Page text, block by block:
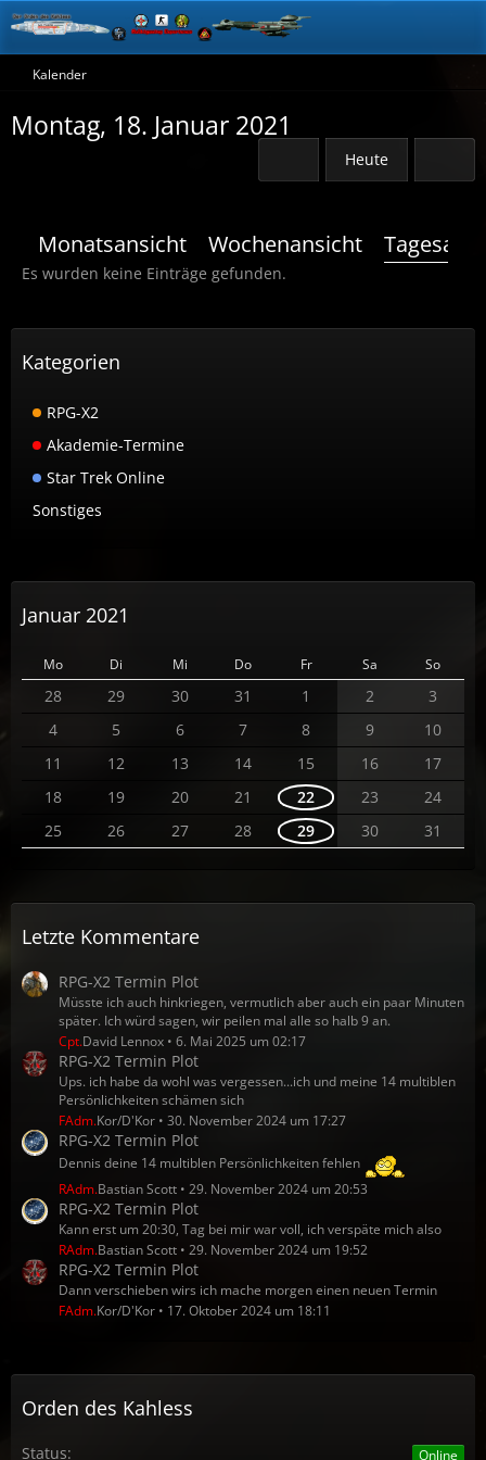
Kalender
Montag, 18. Januar 2021
Heute
Monatsansicht Wochenansicht
Es wurden keine Einträge gefunden.
Kategorien
RPG-X2
Akademie-Termine
Star Trek Online
Sonstiges
Januar 2021
Mo Di Mi Do Fr Sa So
28 29 30 31 1 2
3
4
5 6 7 8 9
10
11
12 13 14 15 16
17
18
19 20 21 22 23
24
25
26 27 28 29 30 31
Letzte Kommentare
RPG-X2 Termin Plot
Müsste ich auch hinkriegen, vermutlich aber auch ein paar Minuten
später. Ich würd sagen, wir peilen mal alle so halb 9 an.
Cpt.David Lennox 6. Mai 2025 um 02:17
RPG-X2 Termin Plot
Ups. ich habe da wohl was vergessen...ich und meine 14 multiblen
Persönlichkeiten schämen sich
FAdm.Kor/D'Kor 30. November 2024 um 17:27
RPG-X2 Termin Plot
Dennis deine 14 multiblen Persönlichkeiten fehlen
RAdm.Bastian Scott 29. November 2024 um 20:53
RPG-X2 Termin Plot
Kann erst um 20:30, Tag bei mir war voll, ich verspäte mich also
RAdm.Bastian Scott 29. November 2024 um 19:52
RPG-X2 Termin Plot
Dann verschieben wirs ich mache morgen einen neuen Termin
FAdm.Kor/D'Kor 17. Oktober 2024 um 18:11
Orden des Kahless
Status: Online